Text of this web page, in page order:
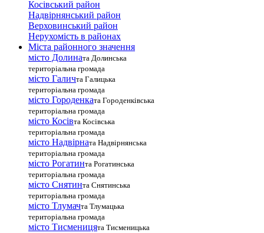
Косівський район
Надвірнянський район
Верховинський район
Нерухомість в районах
Міста районного значення
місто Долината Долинська
територіальна громада
місто Галичта Галицька
територіальна громада
місто Городенката Городенківська
територіальна громада
місто Косівта Косівська
територіальна громада
місто Надвірната Надвірнянська
територіальна громада
місто Рогатинта Рогатинська
територіальна громада
місто Снятинта Снятинська
територіальна громада
місто Тлумачта Тлумацька
територіальна громада
місто Тисменицята Тисменицька